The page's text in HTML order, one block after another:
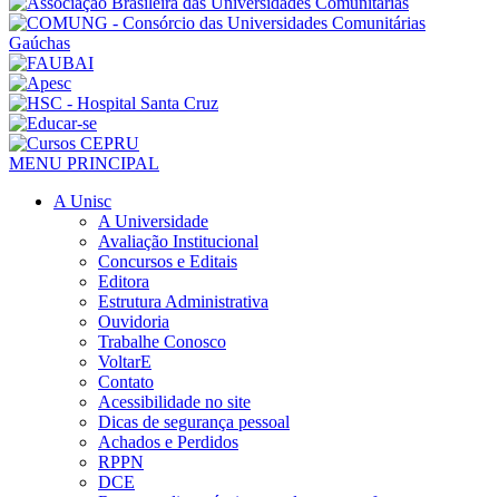
MENU PRINCIPAL
A Unisc
A Universidade
Avaliação Institucional
Concursos e Editais
Editora
Estrutura Administrativa
Ouvidoria
Trabalhe Conosco
VoltarE
Contato
Acessibilidade no site
Dicas de segurança pessoal
Achados e Perdidos
RPPN
DCE